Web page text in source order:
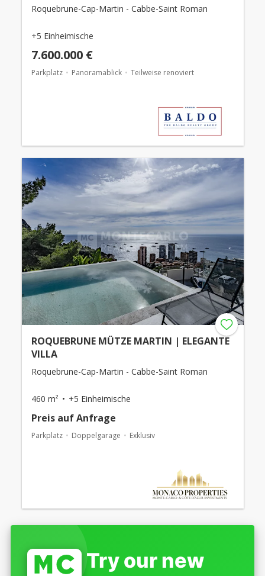
Roquebrune-Cap-Martin - Cabbe-Saint Roman
+5 Einheimische
7.600.000 €
Parkplatz Panoramablick Teilweise renoviert
ROQUEBRUNE MÜTZE MARTIN | ELEGANTE
VILLA
Roquebrune-Cap-Martin - Cabbe-Saint Roman
460 m² +5 Einheimische
Preis auf Anfrage
Parkplatz Doppelgarage Exklusiv
Try our new